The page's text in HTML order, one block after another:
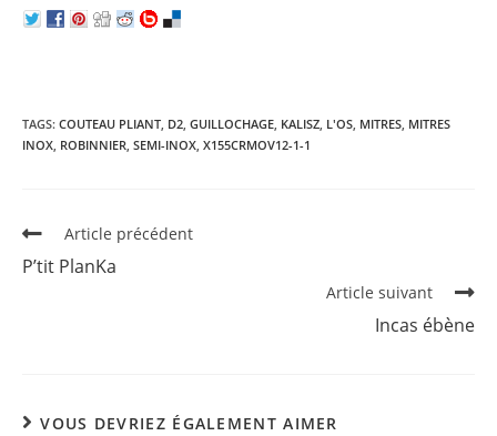
TAGS: COUTEAU PLIANT, D2, GUILLOCHAGE, KALISZ, L'OS, MITRES, MITRES
INOX, ROBINNIER, SEMI-INOX, X155CRMOV12-1-1
Read
articles
Article précédent
P’tit PlanKa
Article suivant
Incas ébène
VOUS DEVRIEZ ÉGALEMENT AIMER